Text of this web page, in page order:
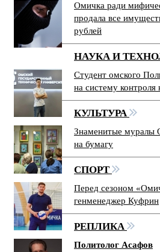
Омичка ради
продала все
рублей
НАУКА И
Студент омского
на систему контроля
КУЛЬТУРА
Знаменитые муралы
на бумагу
СПОРТ
Перед сезоном
генменеджер Куфрин
РЕПЛИКА
Политолог Асафов